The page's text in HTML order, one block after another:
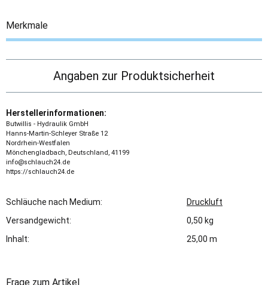
Merkmale
Angaben zur Produktsicherheit
Herstellerinformationen:
Butwillis - Hydraulik GmbH
Hanns-Martin-Schleyer Straße 12
Nordrhein-Westfalen
Mönchengladbach, Deutschland, 41199
info@schlauch24.de
https://schlauch24.de
Schläuche nach Medium:
Druckluft
Versandgewicht:
0,50 kg
Inhalt:
25,00 m
Frage zum Artikel